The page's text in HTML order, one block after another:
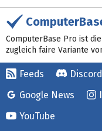
ComputerBase Pro ist
zugleich faire Variante
Feeds Discord
Google News
YouTube